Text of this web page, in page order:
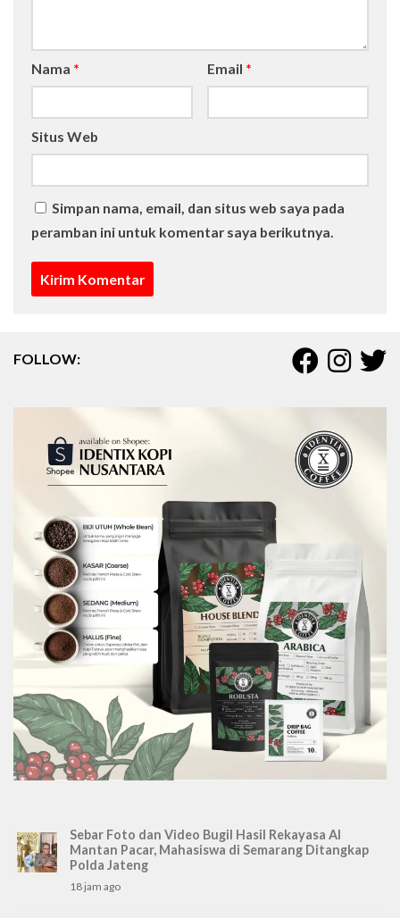
Nama * Email *
Situs Web
Simpan nama, email, dan situs web saya pada
peramban ini untuk komentar saya berikutnya.
FOLLOW:
Sebar Foto dan Video Bugil Hasil Rekayasa AI
Mantan Pacar, Mahasiswa di Semarang Ditangkap
Polda Jateng
18 jam ago